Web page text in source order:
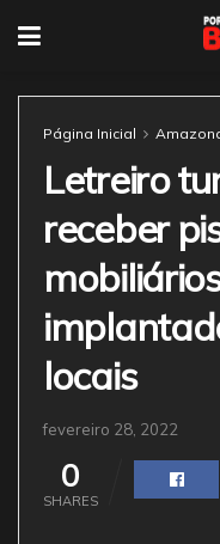
Página Inicial
Letreiro
receber
locais
fevereiro 28, 2022
0
SHARES